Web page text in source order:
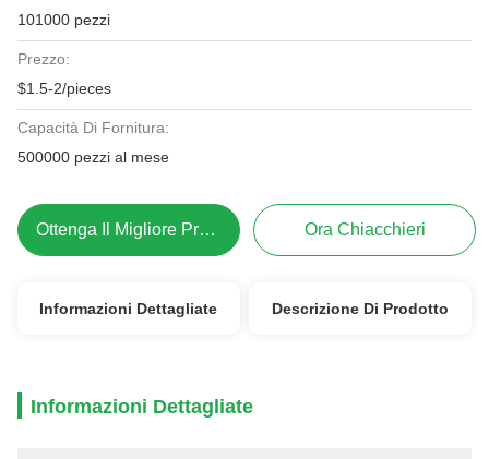
101000 pezzi
Prezzo:
$1.5-2/pieces
Capacità Di Fornitura:
500000 pezzi al mese
Ottenga Il Migliore Prezzo Ora Chiacchieri
Informazioni Dettagliate Descrizione Di Prodotto
Informazioni Dettagliate